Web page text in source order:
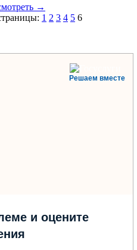
→
1 2 3 4 5 6
Решаем вместе
и оцените